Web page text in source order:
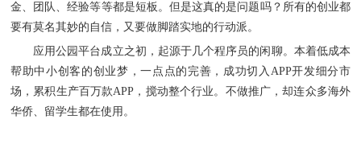
金、团队、经验等等都是短板。但是这真的是问题吗？所有的创业都
要有莫名其妙的自信，又要做脚踏实地的行动派。
应用公园平台成立之初，起源于几个程序员的闲聊。本着低成本
帮助中小创客的创业梦，一点点的完善，成功切入 APP开发细分市
场，累积生产百万款APP，搅动整个行业。不做推广，却连众多海外
华侨、留学生都在使用。